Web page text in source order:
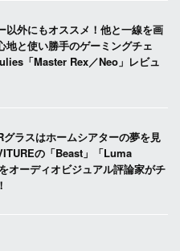
以外にもオススメ！他と一線を画
地と使い勝手のゲーミングチェ
「Master Rex／Neo」レビュ
グラスはホームシアターの夢を見
の「Beast」「Luma
オーディオビジュアル評論家がチ